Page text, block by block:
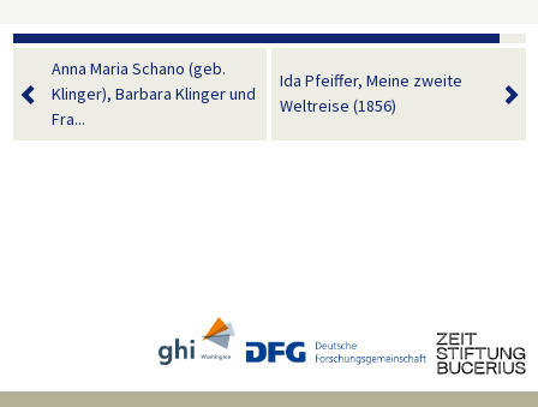
Anna Maria Schano (geb.
Klinger), Barbara Klinger und
Fra...
Ida Pfeiffer, Meine zweite
Weltreise (1856)